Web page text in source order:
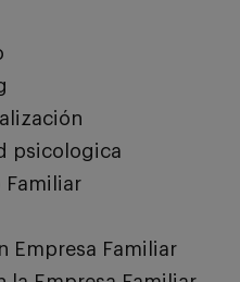
psicologica
Familiar
Empresa Familiar